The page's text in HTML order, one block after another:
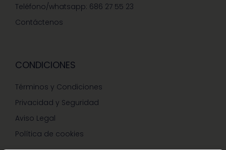
Teléfono/whatsapp: 686 27 55 23
Contáctenos
CONDICIONES
Términos y Condiciones
Privacidad y Seguridad
Aviso Legal
Política de cookies